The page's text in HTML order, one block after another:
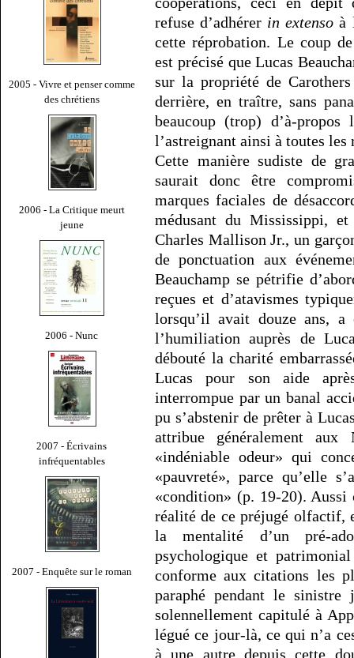
2005 - Vivre et penser comme
des chrétiens
2006 - La Critique meurt
jeune
2006 - Nunc
2007 - Écrivains
infréquentables
2007 - Enquête sur le roman
refuse d’adhérer in extenso à
cette réprobation. Le coup
est précisé que Lucas
sur la propriété de
derrière, en traître, sans
beaucoup (trop) d’à-
l’astreignant ainsi à toutes
Cette manière sudiste de
saurait donc être
marques faciales de
médusant du Mississippi,
Charles Mallison Jr., un
de ponctuation aux
Beauchamp se pétrifie
reçues et d’atavismes
lorsqu’il avait douze ans, a
l’humiliation auprès de
débouté la charité
Lucas pour son aide
interrompue par un banal
pu s’abstenir de prêter à
attribue généralement
«indéniable odeur» qui
«pauvreté», parce qu’elle
«condition» (p. 19-20). Aussi
réalité de ce préjugé olfactif,
la mentalité d’un pré-
psychologique et
conforme aux citations les
paraphé pendant le
solennellement capitulé à
légué ce jour-là, ce qui n’a
à une autre depuis cette